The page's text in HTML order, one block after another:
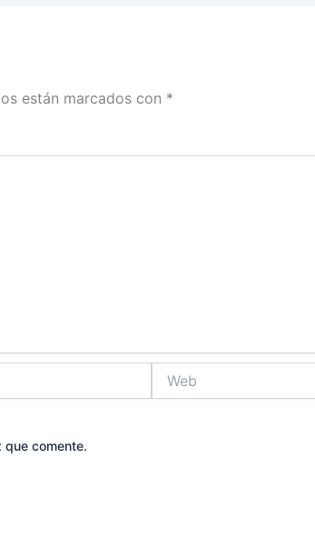
están marcados con *
que comente.